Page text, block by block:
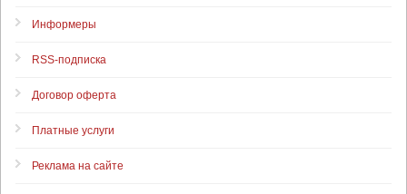
Информеры
RSS-подписка
Договор оферта
Платные услуги
Реклама на сайте